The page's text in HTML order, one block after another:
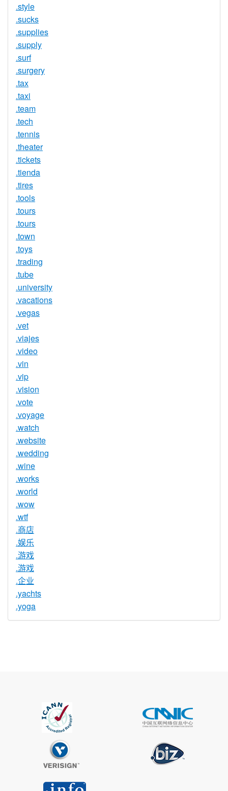
.style
.sucks
.supplies
.supply
.surf
.surgery
.tax
.taxi
.team
.tech
.tennis
.theater
.tickets
.tienda
.tires
.tools
.tours
.tours
.town
.toys
.trading
.tube
.university
.vacations
.vegas
.vet
.viajes
.video
.vin
.vip
.vision
.vote
.voyage
.watch
.website
.wedding
.wine
.works
.world
.wow
.wtf
.商店
.娱乐
.游戏
.游戏
.企业
.yachts
.yoga